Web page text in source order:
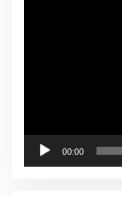
00:00